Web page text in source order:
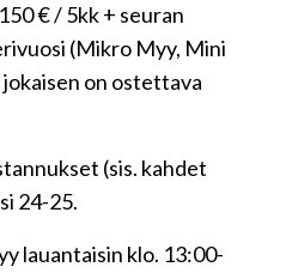
€ / 5kk + seuran
(Mikro Myy, Mini
jokaisen on ostettava
(sis. kahdet
24-25.
lauantaisin klo. 13:00-